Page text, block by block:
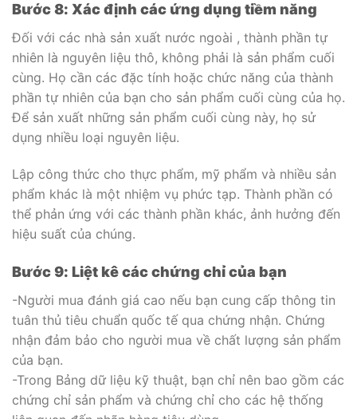
Bước 8: Xác định các ứng dụng tiềm năng
Đối với các nhà sản xuất nước ngoài , thành phần tự
nhiên là nguyên liệu thô, không phải là sản phẩm cuối
cùng. Họ cần các đặc tính hoặc chức năng của thành
phần tự nhiên của bạn cho sản phẩm cuối cùng của họ.
Để sản xuất những sản phẩm cuối cùng này, họ sử
dụng nhiều loại nguyên liệu.
Lập công thức cho thực phẩm, mỹ phẩm và nhiều sản
phẩm khác là một nhiệm vụ phức tạp. Thành phần có
thể phản ứng với các thành phần khác, ảnh hưởng đến
hiệu suất của chúng.
Bước 9: Liệt kê các chứng chỉ của bạn
-Người mua đánh giá cao nếu bạn cung cấp thông tin
tuân thủ tiêu chuẩn quốc tế qua chứng nhận. Chứng
nhận đảm bảo cho người mua về chất lượng sản phẩm
của bạn.
-Trong Bảng dữ liệu kỹ thuật, bạn chỉ nên bao gồm các
chứng chỉ sản phẩm và chứng chỉ cho các hệ thống